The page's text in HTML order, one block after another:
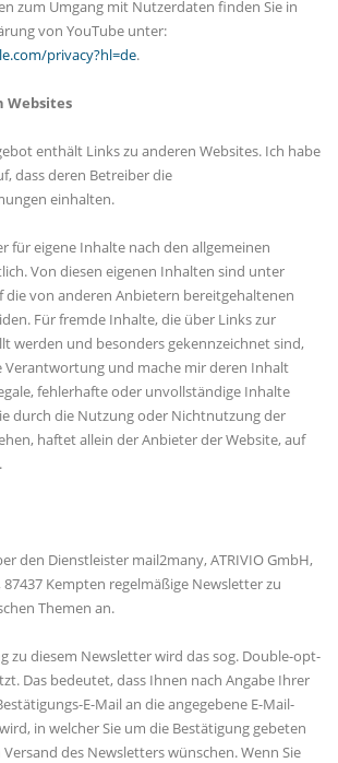
zum Umgang mit Nutzerdaten finden Sie in
von YouTube unter:
privacy?hl=de.
Websites
enthält Links zu anderen Websites. Ich habe
dass deren Betreiber die
einhalten.
für eigene Inhalte nach den allgemeinen
Von diesen eigenen Inhalten sind unter
die von anderen Anbietern bereitgehaltenen
Für fremde Inhalte, die über Links zur
werden und besonders gekennzeichnet sind,
Verantwortung und mache mir deren Inhalt
fehlerhafte oder unvollständige Inhalte
durch die Nutzung oder Nichtnutzung der
haftet allein der Anbieter der Website, auf
den Dienstleister mail2many, ATRIVIO GmbH,
Kempten regelmäßige Newsletter zu
Themen an.
zu diesem Newsletter wird das sog. Double-opt-
Das bedeutet, dass Ihnen nach Angabe Ihrer
E-Mail an die angegebene E-Mail-
in welcher Sie um die Bestätigung gebeten
des Newsletters wünschen. Wenn Sie